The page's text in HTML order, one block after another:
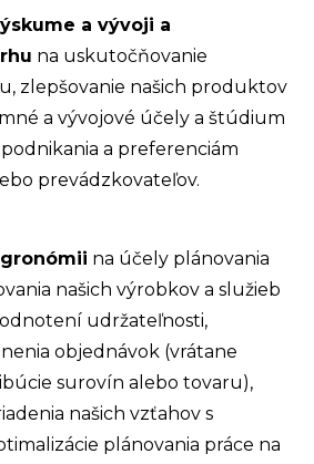
a vývoji a
na uskutočňovanie
zlepšovanie našich produktov
a vývojové účely a štúdium
a preferenciám
prevádzkovateľov.
na účely plánovania
našich výrobkov a služieb
udržateľnosti,
objednávok (vrátane
surovín alebo tovaru),
našich vzťahov s
plánovania práce na